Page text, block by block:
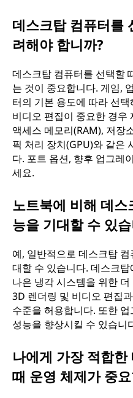
데스크탑 컴퓨터를
려해야 합니까?
데스크탑 컴퓨터를 선택할
는 것이 중요합니다. 게임,
터의 기본 용도에 따라 선
비디오 편집이 중요한 경우
액세스 메모리(RAM), 저장
픽 처리 장치(GPU)와 같은
다. 포트 옵션, 향후 업그레
세요.
노트북에 비해 데
능을 기대할 수 있
예, 일반적으로 데스크탑
대할 수 있습니다. 데스크
나은 냉각 시스템을 위한
3D 렌더링 및 비디오 편집
수준을 허용합니다. 또한
성능을 향상시킬 수 있습니
나에게 가장 적합
때 운영 체제가 중